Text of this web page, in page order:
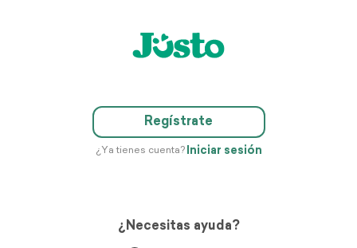
Regístrate
¿Ya tienes cuenta? Iniciar sesión
¿Necesitas ayuda?